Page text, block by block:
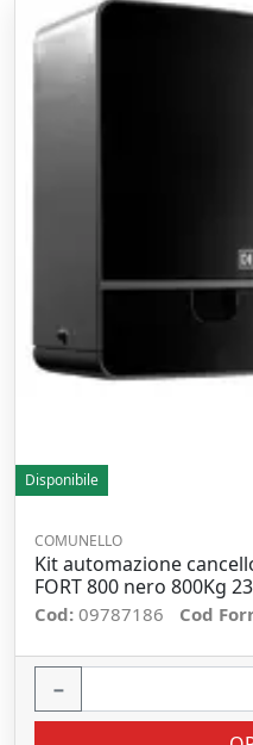
Disponibile
COMUNELLO
Kit automazione
FORT 800 nero 800Kg
Cod: 09787186 Cod
−